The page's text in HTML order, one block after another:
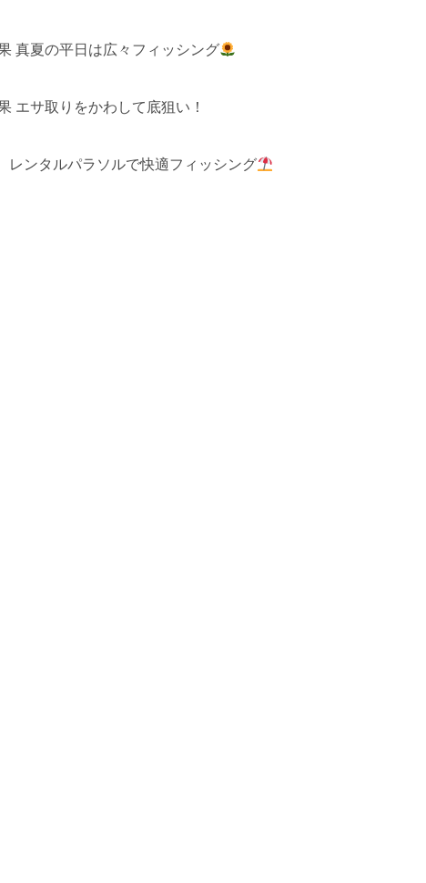
真夏の平日は広々フィッシング
エサ取りをかわして底狙い！
レンタルパラソルで快適フィッシング